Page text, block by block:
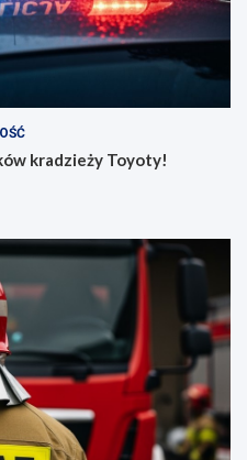
kradzieży Toyoty!